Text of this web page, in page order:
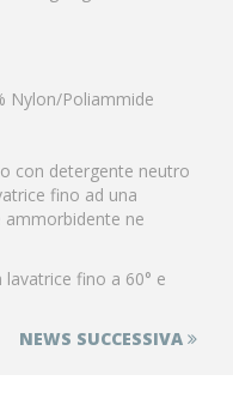
Nylon/Poliammide
con detergente neutro
fino ad una
ammorbidente ne
lavatrice fino a 60° e
NEWS SUCCESSIVA